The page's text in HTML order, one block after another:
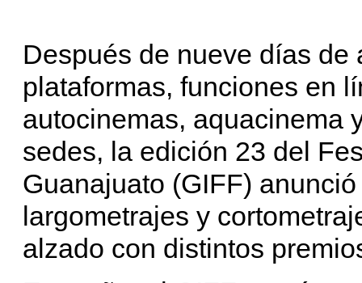
Después de nueve días
plataformas, funciones en
autocinemas, aquacinema
sedes, la edición 23 del
Guanajuato (GIFF)
largometrajes y
alzado con distintos